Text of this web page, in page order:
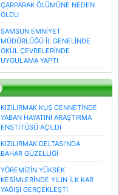
ÇARPARAK ÖLÜMÜNE NEDEN
OLDU
SAMSUN EMNİYET
MÜDÜRLÜĞÜ İL GENELİNDE
OKUL ÇEVRELERİNDE
UYGULAMA YAPTI
KIZILIRMAK KUŞ CENNETİNDE
YABAN HAYATINI ARAŞTIRMA
ENSTİTÜSÜ AÇILDI
KIZILIRMAK DELTASI’NDA
BAHAR GÜZELLİĞİ
YÖREMİZİN YÜKSEK
KESİMLERİNDE YILIN İLK KAR
YAĞIŞI GERÇEKLEŞTİ